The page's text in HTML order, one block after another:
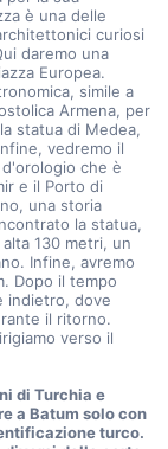
è una delle
curiosi
daremo una
Europea.
simile a
Armena, per
statua di Medea,
vedremo il
che è
e il Porto di
una storia
la statua,
130 metri, un
Infine, avremo
Dopo il tempo
indietro, dove
il ritorno.
verso il
di Turchia e
a Batum solo con
turco.